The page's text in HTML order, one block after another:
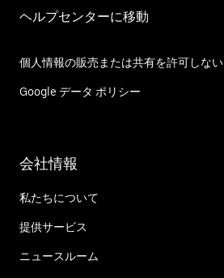
ヘルプセンターに移動
個人情報の販売または共有を許可しない
Google データ ポリシー
会社情報
私たちについて
提供サービス
ニュースルーム